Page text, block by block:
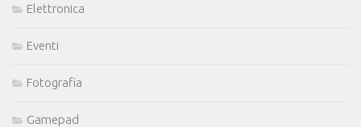
Elettronica
Eventi
Fotografia
Gamepad